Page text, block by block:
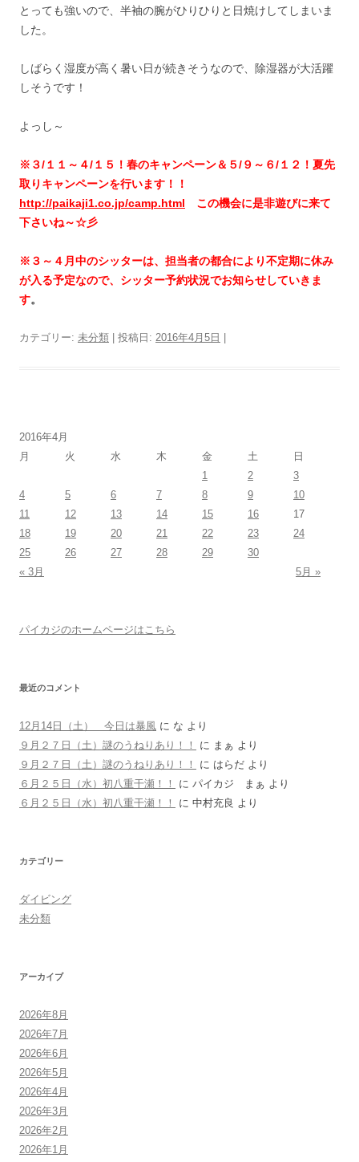
とっても強いので、半袖の腕がひりひりと日焼けしてしまいま
した。
しばらく湿度が高く暑い日が続きそうなので、除湿器が大活躍
しそうです！
よっし～
※ ３/１１～４/１５！春のキャンペーン＆５/９～６/１２！夏先
取りキャンペーンを行います！！
http://paikaji1.co.jp/camp.html この機会に是非遊びに来て
下さいね～☆彡
※３～４月中のシッターは、担当者の都合により不定期に休み
が入る予定なので、シッター予約状況でお知らせしていきま
す。
カテゴリー: 未分類 | 投稿日: 2016年4月5日
2016年4月
月
火 水 木 金 土
日
1
2
3
4
5 6 7 8 9
10
11
12 13 14 15 16
17
18
19 20 21 22 23
24
25
26 27 28 29
30
« 3月
5月 »
パイカジのホームページはこちら
最近のコメント
12月14日（土） 今日は暴風 に な より
９月２７日（土）謎のうねりあり！！
に まぁ より
９月２７日（土）謎のうねりあり！！
に はらだ より
６月２５日（水）初八重干瀬！！
に パイカジ まぁ より
６月２５日（水）初八重干瀬！！
に 中村充良 より
カテゴリー
ダイビング
未分類
アーカイブ
2026年8月
2026年7月
2026年6月
2026年5月
2026年4月
2026年3月
2026年2月
2026年1月